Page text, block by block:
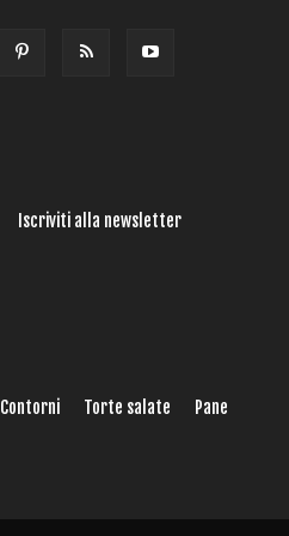
Iscriviti alla newsletter
Contorni Torte salate
Pane